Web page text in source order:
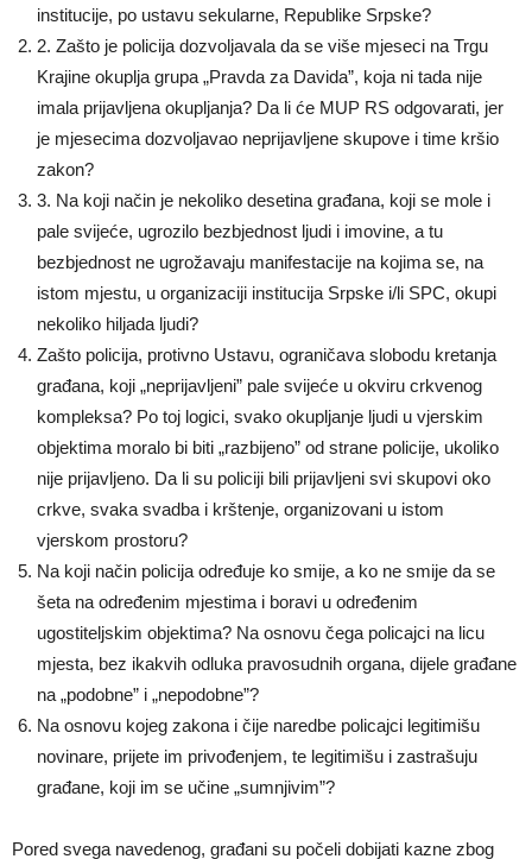
institucije, po ustavu sekularne, Republike Srpske?
2. Zašto je policija dozvoljavala da se više mjeseci na Trgu
Krajine okuplja grupa „Pravda za Davida”, koja ni tada nije
imala prijavljena okupljanja? Da li će MUP RS odgovarati, jer
je mjesecima dozvoljavao neprijavljene skupove i time kršio
zakon?
3. Na koji način je nekoliko desetina građana, koji se mole i
pale svijeće, ugrozilo bezbjednost ljudi i imovine, a tu
bezbjednost ne ugrožavaju manifestacije na kojima se, na
istom mjestu, u organizaciji institucija Srpske i/li SPC, okupi
nekoliko hiljada ljudi?
Zašto policija, protivno Ustavu, ograničava slobodu kretanja
građana, koji „neprijavljeni” pale svijeće u okviru crkvenog
kompleksa? Po toj logici, svako okupljanje ljudi u vjerskim
objektima moralo bi biti „razbijeno” od strane policije, ukoliko
nije prijavljeno. Da li su policiji bili prijavljeni svi skupovi oko
crkve, svaka svadba i krštenje, organizovani u istom
vjerskom prostoru?
Na koji način policija određuje ko smije, a ko ne smije da se
šeta na određenim mjestima i boravi u određenim
ugostiteljskim objektima? Na osnovu čega policajci na licu
mjesta, bez ikakvih odluka pravosudnih organa, dijele građane
na „podobne” i „nepodobne”?
Na osnovu kojeg zakona i čije naredbe policajci legitimišu
novinare, prijete im privođenjem, te legitimišu i zastrašuju
građane, koji im se učine „sumnjivim”?
Pored svega navedenog, građani su počeli dobijati kazne zbog